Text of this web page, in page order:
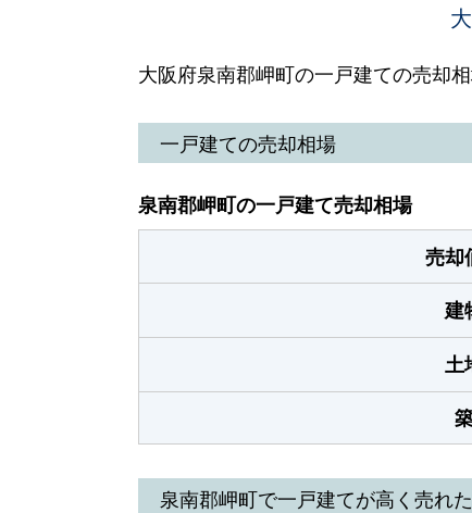
大阪府泉南郡岬町の一戸建ての売却
一戸建ての売却相場
泉南郡岬町の一戸建て売却相場
売却
建
土
泉南郡岬町で一戸建てが高く売れ